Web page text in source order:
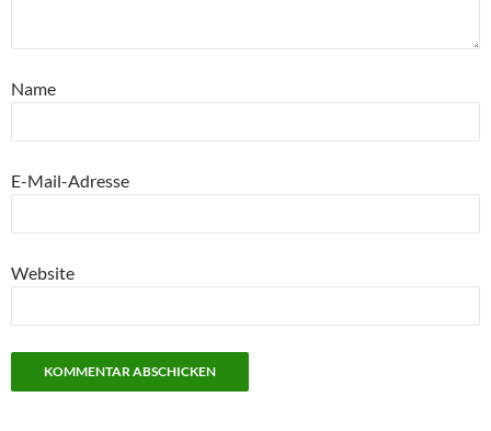
Name
E-Mail-Adresse
Website